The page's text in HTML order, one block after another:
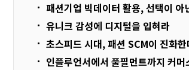
패션기업 빅데이터 활용, 선택이 아
유니크 감성에 디지털을 입혀라
초스피드 시대, 패션 SCM이 진화
인플루언서에서 풀필먼트까지 커머